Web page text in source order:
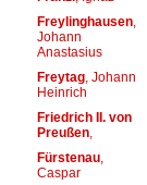
Freylinghausen,
Johann
Anastasius
Freytag, Johann
Heinrich
Friedrich II. von
Preußen,
Fürstenau,
Caspar